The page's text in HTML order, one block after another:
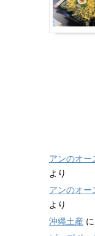
アンのオー
より
アンのオー
より
沖縄土産 に